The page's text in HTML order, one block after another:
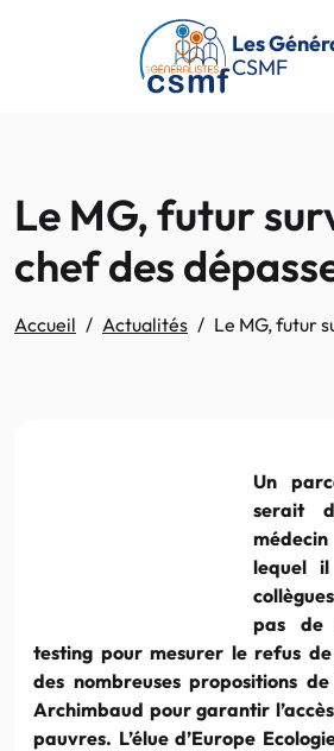
Passer au contenu principal
Les
CSMF
Le MG, futur
chef des
Accueil Actualités Le MG, futur
Un
serait
lequel
pas de
testing pour mesurer le refus
des nombreuses propositions
Archimbaud pour garantir
pauvres. L’élue d’Europe